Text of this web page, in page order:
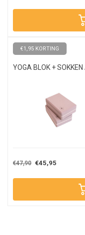
€1,95 KORTING
YOGA BLOK +
€47,90 €45,95